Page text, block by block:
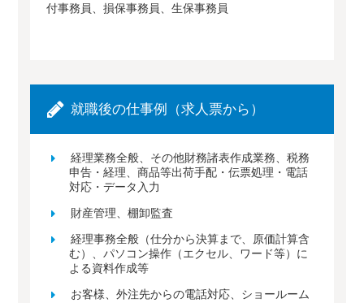
付事務員、損保事務員、生保事務員
就職後の仕事例（求人票から）
経理業務全般、その他財務諸表作成業務、税務
申告・経理、商品等出荷手配・伝票処理・電話
対応・データ入力
財産管理、棚卸監査
経理事務全般（仕分から決算まで、原価計算含
む）、パソコン操作（エクセル、ワード等）に
よる資料作成等
お客様、外注先からの電話対応、ショールーム